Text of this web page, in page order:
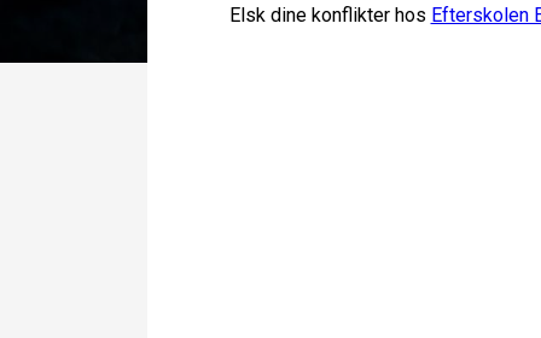
Elsk dine konflikter hos Efterskolen